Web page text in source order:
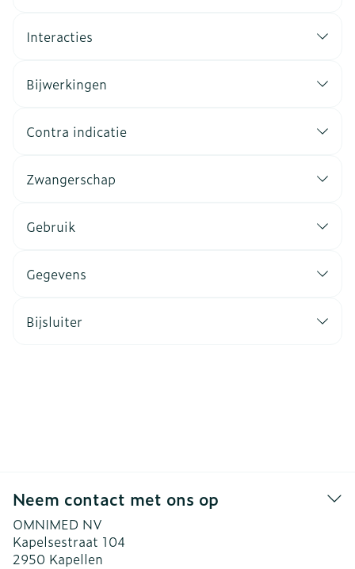
Interacties
Bijwerkingen
Contra indicatie
Zwangerschap
Gebruik
Gegevens
Bijsluiter
Neem contact met ons op
OMNIMED NV
Kapelsestraat 104
2950 Kapellen